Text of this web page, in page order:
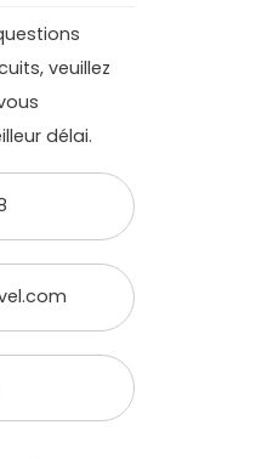
veuillez
délai.